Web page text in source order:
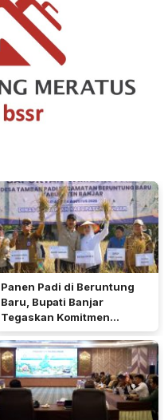
Panen Padi di Beruntung
Baru, Bupati Banjar
Tegaskan Komitmen
Dukung Ketahanan Pangan